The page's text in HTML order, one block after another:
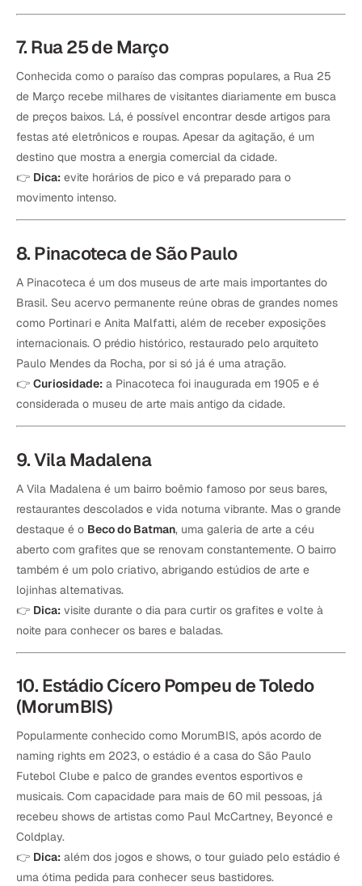
7. Rua 25 de Março
Conhecida como o paraíso das compras populares, a Rua 25
de Março recebe milhares de visitantes diariamente em busca
de preços baixos. Lá, é possível encontrar desde artigos para
festas até eletrônicos e roupas. Apesar da agitação, é um
destino que mostra a energia comercial da cidade.
👉 Dica: evite horários de pico e vá preparado para o
movimento intenso.
8. Pinacoteca de São Paulo
A Pinacoteca é um dos museus de arte mais importantes do
Brasil. Seu acervo permanente reúne obras de grandes nomes
como Portinari e Anita Malfatti, além de receber exposições
internacionais. O prédio histórico, restaurado pelo arquiteto
Paulo Mendes da Rocha, por si só já é uma atração.
👉 Curiosidade: a Pinacoteca foi inaugurada em 1905 e é
considerada o museu de arte mais antigo da cidade.
9. Vila Madalena
A Vila Madalena é um bairro boêmio famoso por seus bares,
restaurantes descolados e vida noturna vibrante. Mas o grande
destaque é o Beco do Batman, uma galeria de arte a céu
aberto com grafites que se renovam constantemente. O bairro
também é um polo criativo, abrigando estúdios de arte e
lojinhas alternativas.
👉 Dica: visite durante o dia para curtir os grafites e volte à
noite para conhecer os bares e baladas.
10. Estádio Cícero Pompeu de Toledo
(MorumBIS)
Popularmente conhecido como MorumBIS, após acordo de
naming rights em 2023, o estádio é a casa do São Paulo
Futebol Clube e palco de grandes eventos esportivos e
musicais. Com capacidade para mais de 60 mil pessoas, já
recebeu shows de artistas como Paul McCartney, Beyoncé e
Coldplay.
👉 Dica: além dos jogos e shows, o tour guiado pelo estádio é
uma ótima pedida para conhecer seus bastidores.